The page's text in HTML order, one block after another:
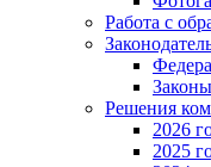
Работа с
Решения
2026
2025